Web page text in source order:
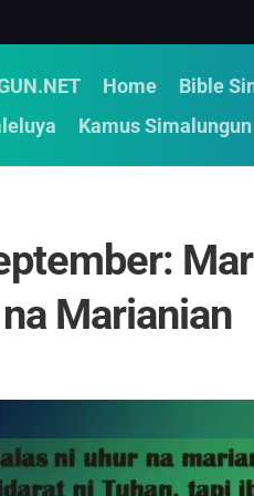
Home
Bible
Kamus
Marianian